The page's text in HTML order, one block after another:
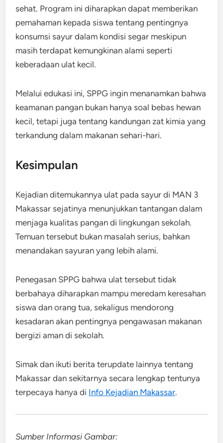
sehat. Program ini diharapkan dapat memberikan
pemahaman kepada siswa tentang pentingnya
konsumsi sayur dalam kondisi segar meskipun
masih terdapat kemungkinan alami seperti
keberadaan ulat kecil.
Melalui edukasi ini, SPPG ingin menanamkan bahwa
keamanan pangan bukan hanya soal bebas hewan
kecil, tetapi juga tentang kandungan zat kimia yang
terkandung dalam makanan sehari-hari.
Kesimpulan
Kejadian ditemukannya ulat pada sayur di MAN 3
Makassar sejatinya menunjukkan tantangan dalam
menjaga kualitas pangan di lingkungan sekolah.
Temuan tersebut bukan masalah serius, bahkan
menandakan sayuran yang lebih alami.
Penegasan SPPG bahwa ulat tersebut tidak
berbahaya diharapkan mampu meredam keresahan
siswa dan orang tua, sekaligus mendorong
kesadaran akan pentingnya pengawasan makanan
bergizi aman di sekolah.
Simak dan ikuti berita terupdate lainnya tentang
Makassar dan sekitarnya secara lengkap tentunya
terpecaya hanya di Info Kejadian Makassar.
Sumber Informasi Gambar: